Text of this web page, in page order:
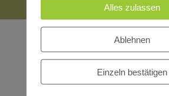
Alles zulassen
Ablehnen
Einzeln bestätigen